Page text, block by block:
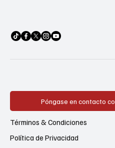
Póngase en contacto
Política de Privacidad
Términos & Condiciones